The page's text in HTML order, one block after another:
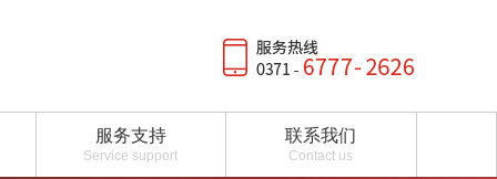
服务支持
Service support
联系我们
Contact us